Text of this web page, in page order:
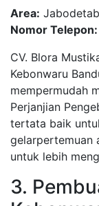
Area:
Nomor Telepon:
CV. Blora
Kebonwaru
mempermudah
Perjanjian
tertata baik
gelarpertemuan
untuk lebih
3.